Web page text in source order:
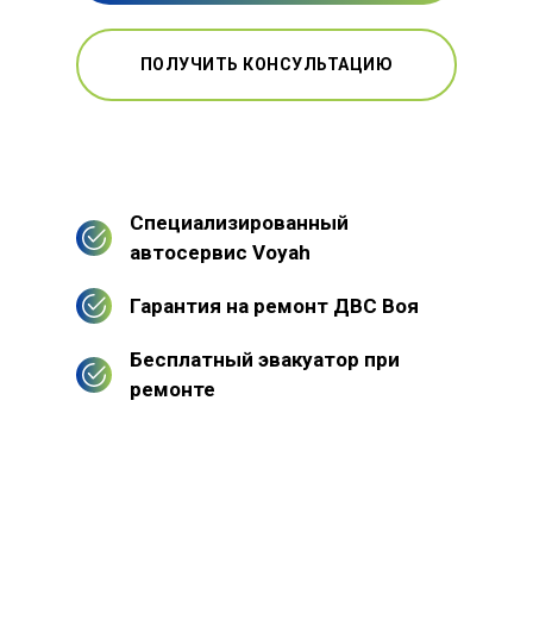
ПОЛУЧИТЬ КОНСУЛЬТАЦИЮ
Специализированный
автосервис Voyah
Гарантия на ремонт ДВС Воя
Бесплатный эвакуатор при
ремонте